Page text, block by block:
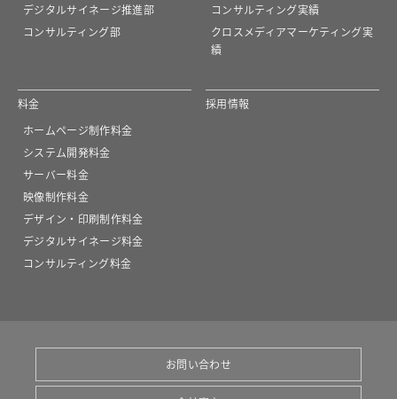
デジタルサイネージ推進部
コンサルティング部
コンサルティング実績
クロスメディアマーケティング実
績
料金
ホームページ制作料金
システム開発料金
サーバー料金
映像制作料金
デザイン・印刷制作料金
デジタルサイネージ料金
コンサルティング料金
採用情報
お問い合わせ